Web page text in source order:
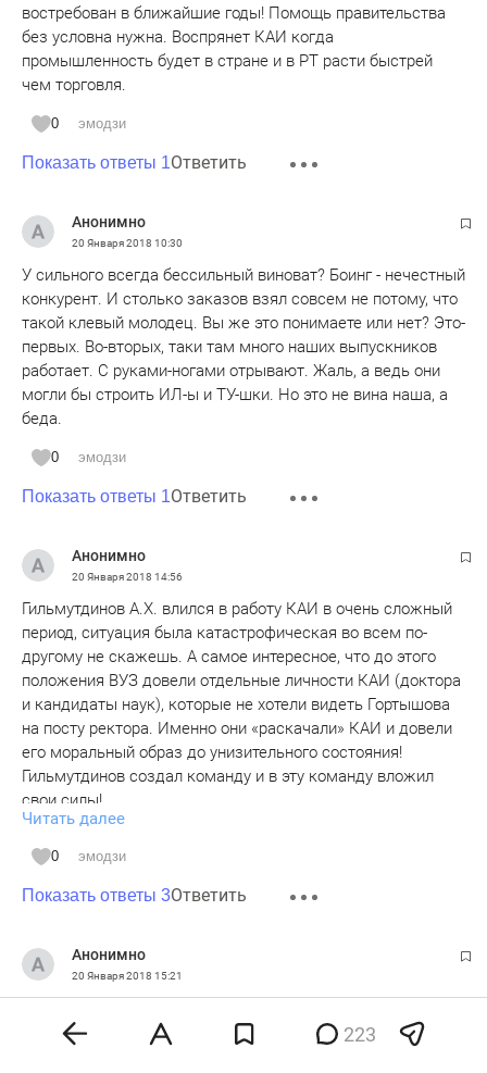
востребован в ближайшие годы! Помощь правительства
без условна нужна. Воспрянет КАИ когда
промышленность будет в стране и в РТ расти быстрей
чем торговля.
0 эмодзи
Показать ответы 1Ответить
Анонимно
20 Января 2018 10:30
У сильного всегда бессильный виноват? Боинг - нечестный
конкурент. И столько заказов взял совсем не потому, что
такой клевый молодец. Вы же это понимаете или нет? Это-
первых. Во-вторых, таки там много наших выпускников
работает. С руками-ногами отрывают. Жаль, а ведь они
могли бы строить ИЛ-ы и ТУ-шки. Но это не вина наша, а
беда.
0 эмодзи
Показать ответы 1Ответить
Анонимно
20 Января 2018 14:56
Гильмутдинов А.Х. влился в работу КАИ в очень сложный
период, ситуация была катастрофическая во всем по-
другому не скажешь. А самое интересное, что до этого
положения ВУЗ довели отдельные личности КАИ (доктора
и кандидаты наук), которые не хотели видеть Гортышова
на посту ректора. Именно они «раскачали» КАИ и довели
его моральный образ до унизительного состояния!
Гильмутдинов создал команду и в эту команду вложил
свои силы!
Были непопулярные решения, он не шел на поводу у
многих, а следовал своим убеждениям в трудных
ситуациях. Как итог выстроил свою линию и это дало свои
результаты! Вам комментаторам, конечно, может не
обороты, рейтинговые показатели успешно закрываются
из года в год, КАИ выиграл новый статус – КАИ признали
Вы видимо уже отвыкли работать вот, и цепляетесь за тех,
Читать далее
0 эмодзи
Показать ответы 3Ответить
Анонимно
20 Января 2018 15:21
223